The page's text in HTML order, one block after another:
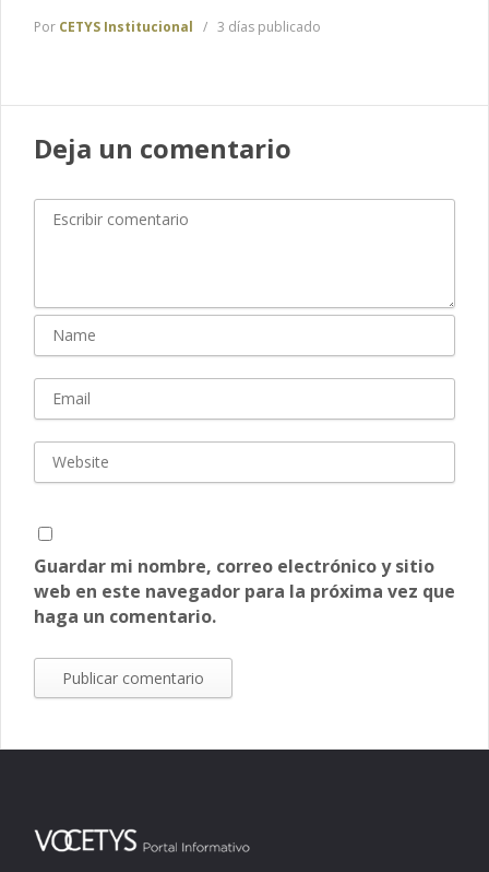
Por CETYS Institucional 3 días publicado
Deja un comentario
Guardar mi nombre, correo electrónico y sitio
web en este navegador para la próxima vez que
haga un comentario.